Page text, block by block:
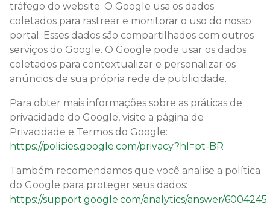
tráfego do website. O Google usa os dados
coletados para rastrear e monitorar o uso do nosso
portal. Esses dados são compartilhados com outros
serviços do Google. O Google pode usar os dados
coletados para contextualizar e personalizar os
anúncios de sua própria rede de publicidade.
Para obter mais informações sobre as práticas de
privacidade do Google, visite a página de
Privacidade e Termos do Google:
https://policies.google.com/privacy?hl=pt-BR
Também recomendamos que você analise a política
do Google para proteger seus dados:
https://support.google.com/analytics/answer/6004245.